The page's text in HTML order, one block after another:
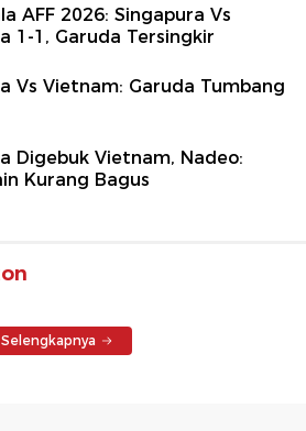
AFF 2026: Singapura Vs
1-1, Garuda Tersingkir
Vs Vietnam: Garuda Tumbang
Digebuk Vietnam, Nadeo:
Kurang Bagus
Selengkapnya